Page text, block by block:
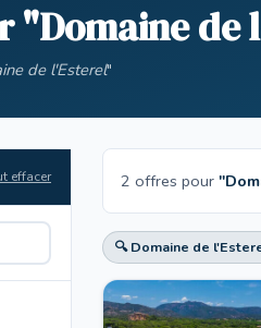
"Domaine de
de l'Esterel"
effacer 2 offres pour
🔍 Domaine de